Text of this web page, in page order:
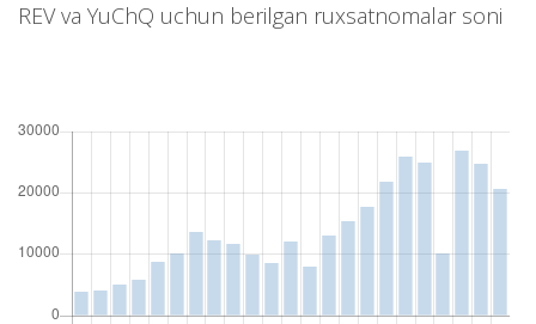
REV va YuChQ uchun berilgan ruxsatnomalar soni